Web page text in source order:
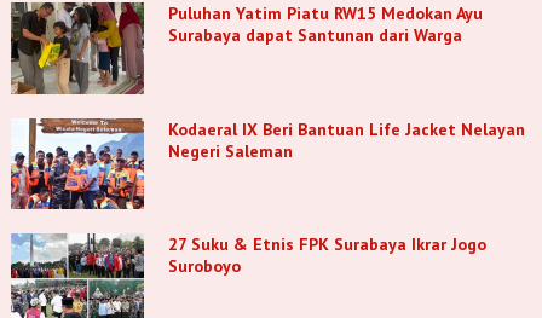
Puluhan Yatim Piatu RW15 Medokan Ayu
Surabaya dapat Santunan dari Warga
Kodaeral IX Beri Bantuan Life Jacket Nelayan
Negeri Saleman
27 Suku & Etnis FPK Surabaya Ikrar Jogo
Suroboyo